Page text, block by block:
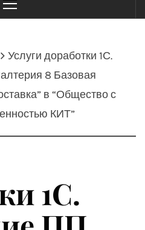
Menu
Услуги доработки 1С.
8 Базовая
в “Общество с
КИТ”
1С.